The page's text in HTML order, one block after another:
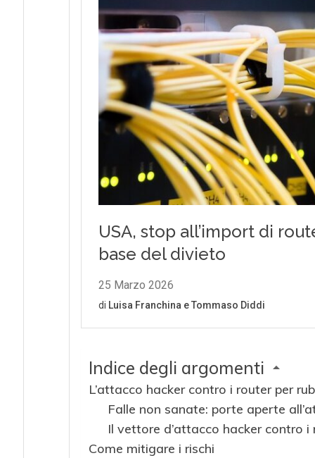
Indice degli argomenti
L’attacco hacker contro i router per
Falle non sanate: porte aperte
Il vettore d’attacco hacker contro i
Come mitigare i rischi